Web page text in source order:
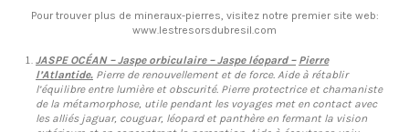
Pour trouver plus de mineraux-pierres, visitez notre premier site web:
www.lestresorsdubresil.com
JASPE OCÉAN – Jaspe orbiculaire –Jaspe léopard – Pierre
l’Atlantide. Pierre de renouvellement et de force. Aide à rétablir
l’équilibre entre lumière et obscurité. Pierre protectrice et chamaniste
de la métamorphose, utile pendant les voyages met en contact avec
les alliés jaguar, couguar, léopard et panthère en fermant la vision